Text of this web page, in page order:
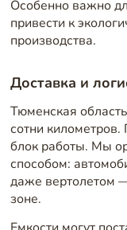
Особенно важно
привести к
производства.
Доставка и
Тюменская
сотни
блок работы. Мы
способом:
даже вертолетом
зоне.